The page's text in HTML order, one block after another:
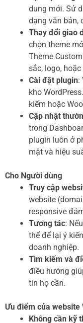
dung mới. Sử
dạng văn bản,
Thay đổi giao
chọn theme
Theme
sắc, logo,
Cài đặt plugin:
kho
kiếm hoặc
Cập nhật
trong
plugin luôn ở
mật và hiệu
Cho Người dùng
Truy cập
website
responsive
Tương tác:
thể để lại ý
doanh nghiệp.
Tìm kiếm và
điều hướng
tin họ cần.
Ưu điểm của website
Không cần kỹ